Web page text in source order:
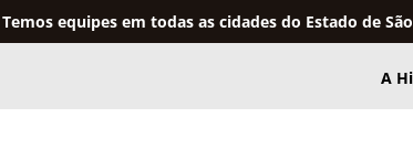
Temos equipes em todas as cidades do Estado de
A